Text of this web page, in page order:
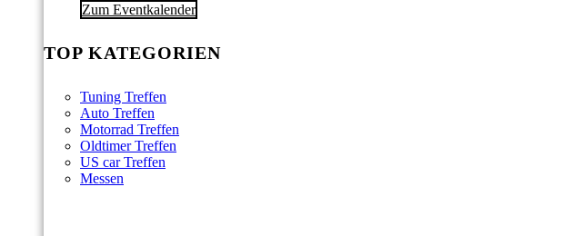
Zum Eventkalender
TOP KATEGORIEN
Tuning Treffen
Auto Treffen
Motorrad Treffen
Oldtimer Treffen
US car Treffen
Messen